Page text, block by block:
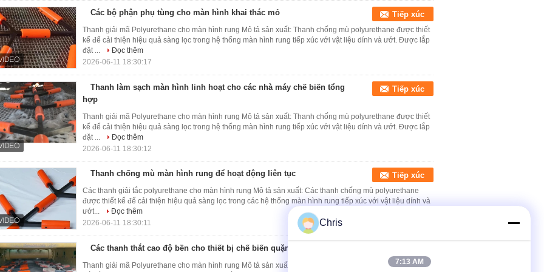
Các bộ phận phụ tùng cho màn hình khai thác mỏ Tiếp xúc
Thanh giải mã Polyurethane cho màn hình rung Mô tả sản xuất: Thanh chống mù polyurethane được thiết
kế để cải thiện hiệu quả sàng lọc trong hệ thống màn hình rung tiếp xúc với vật liệu dính và ướt. Được lắp
đặt ...
Đọc thêm
2026-06-11 18:30:17
Thanh làm sạch màn hình linh hoạt cho các nhà máy chế biến tổng
hợp
Tiếp xúc
Thanh giải mã Polyurethane cho màn hình rung Mô tả sản xuất: Thanh chống mù polyurethane được thiết
kế để cải thiện hiệu quả sàng lọc trong hệ thống màn hình rung tiếp xúc với vật liệu dính và ướt. Được lắp
đặt ...
Đọc thêm
2026-06-11 18:30:12
Thanh chống mù màn hình rung để hoạt động liên tục Tiếp xúc
Các thanh giải tắc polyurethane cho màn hình rung Mô tả sản xuất: Các thanh chống mù polyurethane
được thiết kế để cải thiện hiệu quả sàng lọc trong các hệ thống màn hình rung tiếp xúc với vật liệu dính và
ướt...
Đọc thêm
2026-06-11 18:30:11
Các thanh thắt cao độ bền cho thiết bị chế biến quặng
Thanh giải mã Polyurethane cho màn hình rung Mô tả sản xuất: Thanh chống mù polyurethane được thiết
Chris
7:13 AM